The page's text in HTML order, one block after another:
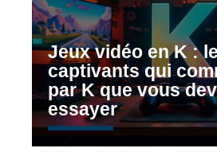
Jeux vidéo en K :
captivants qui
par K que vous
essayer